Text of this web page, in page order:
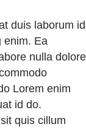
duis laborum id
enim. Ea
nulla dolore
Lorem enim
id do.
quis cillum